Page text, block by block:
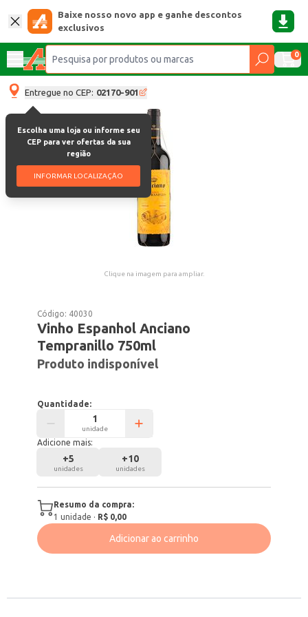
Baixe nosso novo app e ganhe descontos
exclusivos
0
Entregue no CEP: 02170-901
Escolha uma loja ou informe seu
CEP para ver ofertas da sua
região
INFORMAR LOCALIZAÇÃO
Clique na imagem para ampliar.
Código: 40030
Vinho Espanhol Anciano
Tempranillo 750ml
Produto indisponível
Quantidade:
unidade
Adicione mais:
+5
unidades
+10
unidades
Resumo da compra:
1 unidade · R$ 0,00
Adicionar ao carrinho